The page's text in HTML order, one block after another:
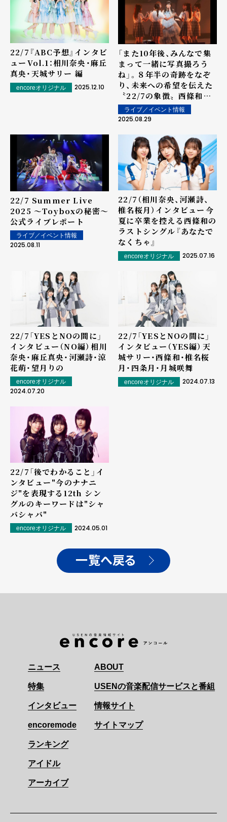
22/7『ABC予想』インタビ
ュー――Vol.1：相川奈央・麻丘
真央・天城サリー 編
encoreオリジナル 2025.12.10
「また10年後、みんなで集
まって一緒に写真撮ろう
ね」。８年半の奇跡をなぞ
り、未来への希望を伝えた
〝22/7の象徴〟西條和ラ
ストステージ
ライブ／イベント情報
2025.08.29
22/7 Summer Live
2025 ～Toyboxの秘密～
公式ライブレポート
ライブ／イベント情報
2025.08.11
22/7（相川奈央、河瀬詩、
椎名桜月）インタビュー――今
夏に卒業を控える西條和の
ラストシングル『あなたで
なくちゃ』
encoreオリジナル 2025.07.16
22/7「YESとNOの間に」
インタビュー（NO編）――相川
奈央・麻丘真央・河瀬詩・涼
花萌・望月りの
encoreオリジナル
2024.07.20
22/7「YESとNOの間に」
インタビュー（YES編）――天
城サリー・西條和・椎名桜
月・四条月・月城咲舞
encoreオリジナル 2024.07.13
22/7「後でわかること」イ
ンタビュー――"今のナナニ
ジ"を表現する12th シン
グルのキーワードは"シャ
バシャバ"
encoreオリジナル 2024.05.01
一覧へ戻る
ニュース
特集
インタビュー
encoremode
ランキング
アイドル
アーカイブ
ABOUT
USENの音楽配信サービスと番組
情報サイト
サイトマップ